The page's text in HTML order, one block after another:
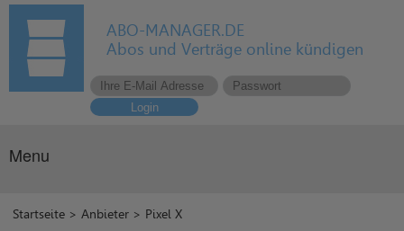
ABO-MANAGER.DE
Abos und Verträge online kündigen
Login
Menu
Startseite >Anbieter > Pixel X